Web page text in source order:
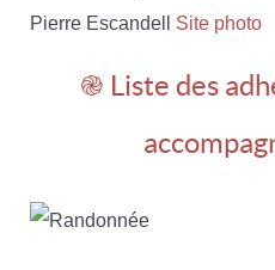
Pierre Escandell Site photo
֎ Liste des